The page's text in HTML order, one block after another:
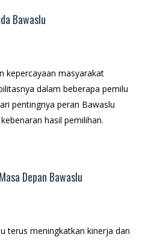
Bawaslu
kepercayaan masyarakat
dalam beberapa pemilu
pentingnya peran Bawaslu
hasil pemilihan.
Depan Bawaslu
terus meningkatkan kinerja dan